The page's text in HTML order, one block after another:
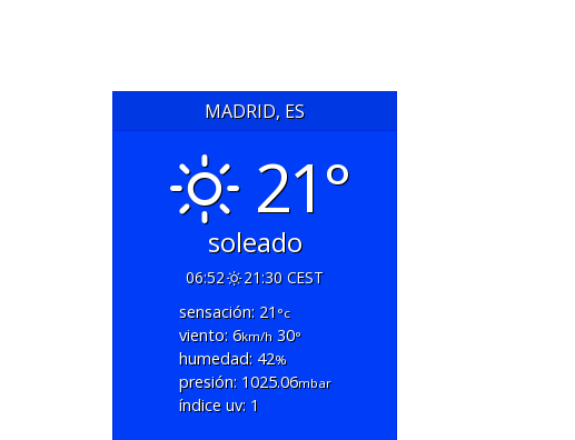
MADRID, ES
21°
soleado
06:52
21:30 CEST
sensación: 21 °c
viento: 6km/h30°
humedad: 42%
presión: 1025.06mbar
índice uv: 1